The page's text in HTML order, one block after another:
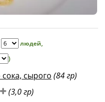
людей,
)
сырого (84 гр)
(3,0 гр)